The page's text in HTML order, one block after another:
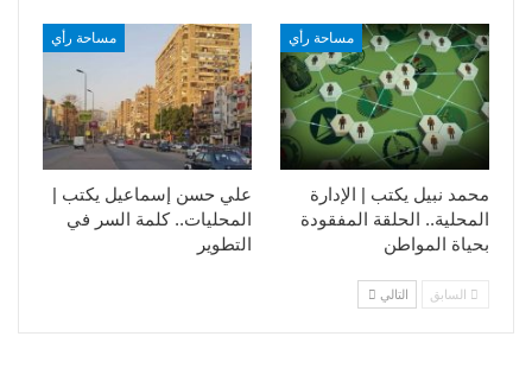
مساحة رأي
علي حسن إسماعيل يكتب |
المحليات.. كلمة السر في
التطوير​
مساحة رأي
محمد نبيل يكتب | الإدارة
المحلية.. الحلقة المفقودة
بحياة المواطن
السابق التالي